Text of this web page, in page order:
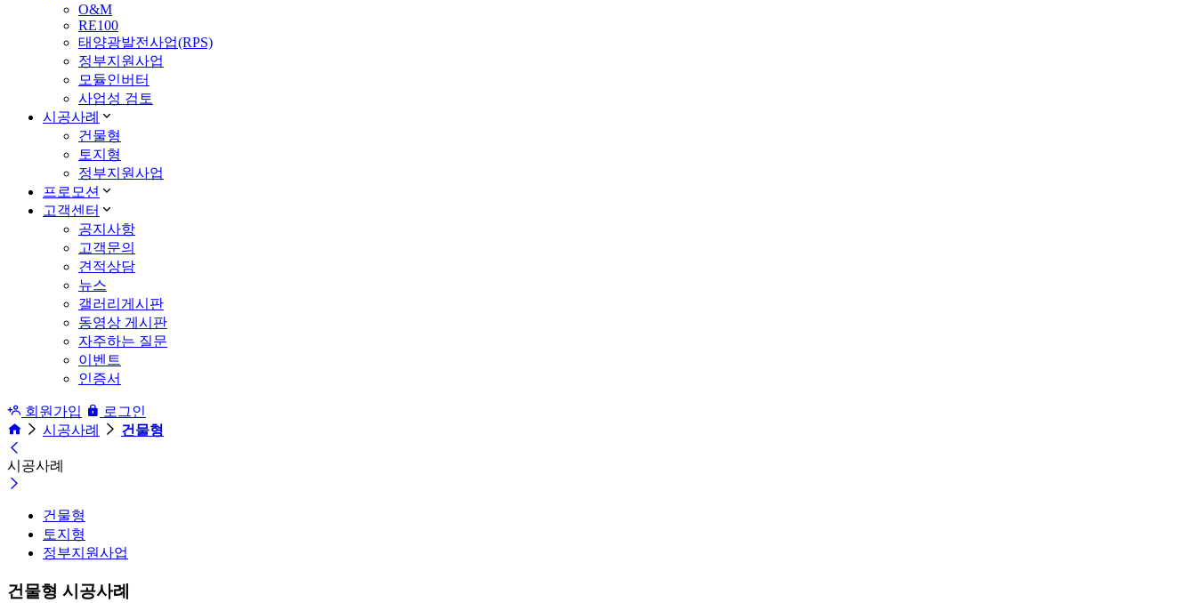
O&M
RE100
태양광발전사업(RPS)
정부지원사업
모듈인버터
사업성 검토
시공사례
건물형
토지형
정부지원사업
프로모션
고객센터
공지사항
고객문의
견적상담
뉴스
갤러리게시판
동영상 게시판
자주하는 질문
이벤트
인증서
회원가입
로그인
시공사례
건물형
시공사례
건물형
토지형
정부지원사업
건물형 시공사례